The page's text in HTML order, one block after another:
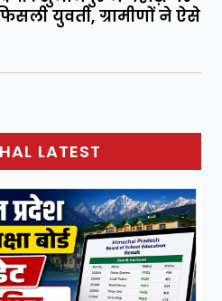
युवती, ग्रामीणों ने ऐसे
LATEST